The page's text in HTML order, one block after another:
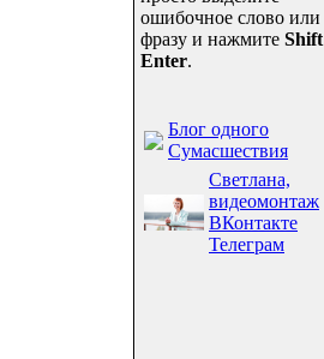
ошибочное слово или
фразу и нажмите Shift
Enter.
Блог одного
Сумасшествия
Светлана,
видеомонтаж
ВКонтакте
Телеграм